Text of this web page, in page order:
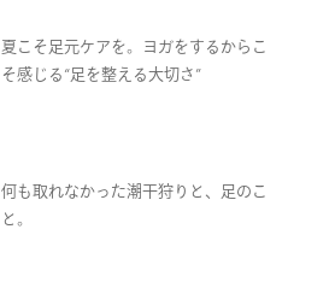
夏こそ足元ケアを。ヨガをするからこ
そ感じる“足を整える大切さ”
何も取れなかった潮干狩りと、足のこ
と。